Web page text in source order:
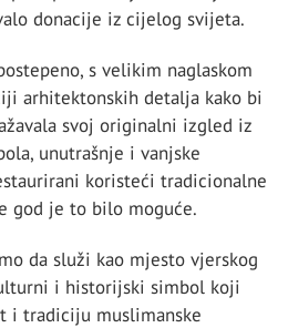
donacije iz cijelog svijeta.
s velikim naglaskom
arhitektonskih detalja kako bi
svoj originalni izgled iz
unutrašnje i vanjske
koristeći tradicionalne
god je to bilo moguće.
da služi kao mjesto vjerskog
i historijski simbol koji
i tradiciju muslimanske